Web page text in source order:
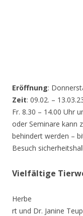
Eröffnung:
Zeit: 09.02. –
Fr. 8.30 – 14.00 Uhr
oder Seminare kann
behindert werden –
Besuch
Vielfältige
Herbe
rt und Dr. Janine